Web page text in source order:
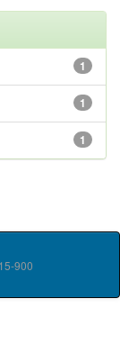
1
1
1
900